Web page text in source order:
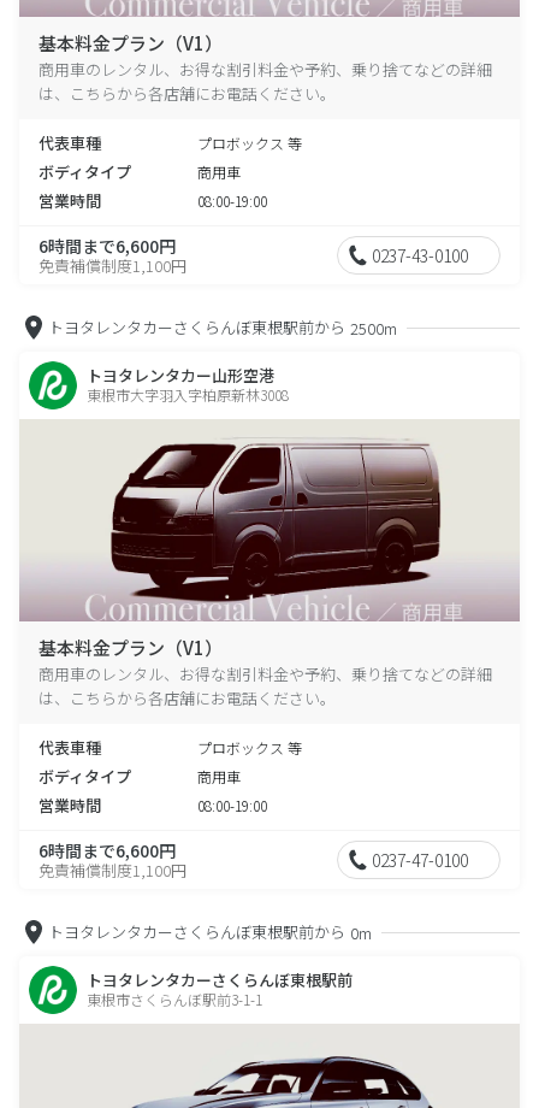
基本料金プラン（V1）
商用車のレンタル、お得な割引料金や予約、乗り捨てなどの詳細
は、こちらから各店舗にお電話ください。
代表車種 プロボックス 等
ボディタイプ 商用車
営業時間 08:00-19:00
6時間まで6,600円
免責補償制度1,100円 0237-43-0100
トヨタレンタカーさくらんぼ東根駅前から 2500m
トヨタレンタカー山形空港
東根市大字羽入字柏原新林3008
基本料金プラン（V1）
商用車のレンタル、お得な割引料金や予約、乗り捨てなどの詳細
は、こちらから各店舗にお電話ください。
代表車種 プロボックス 等
ボディタイプ 商用車
営業時間 08:00-19:00
6時間まで6,600円
免責補償制度1,100円 0237-47-0100
トヨタレンタカーさくらんぼ東根駅前から 0m
トヨタレンタカーさくらんぼ東根駅前
東根市さくらんぼ駅前3-1-1